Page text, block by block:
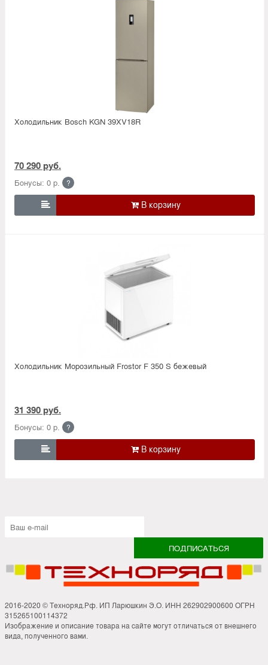
Холодильник Bosсh KGN 39XV18R
70 290 руб.
Бонусы: 0 р. ?

Холодильник Морозильный Frostor F 350 S бежевый
31 390 руб.
Бонусы: 0 р. ?

2016-2020 © Техноряд.Рф. ИП Ларюшкин Э.О. ИНН 262902900600 ОГРН
315265100114372
Изображение и описание товара на сайте могут отличаться от внешнего
вида, полученного вами.